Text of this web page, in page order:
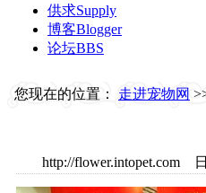
供求Supply
博客Blogger
论坛BBS
您现在的位置： 走进宠物网
http://